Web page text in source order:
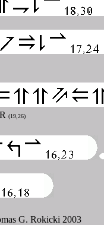
(19,26)
G. Rokicki 2003